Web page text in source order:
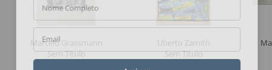
Marcelo Grassmann
Sem Título
Uberto Zamith
Sem Título
Nome Completo
Email